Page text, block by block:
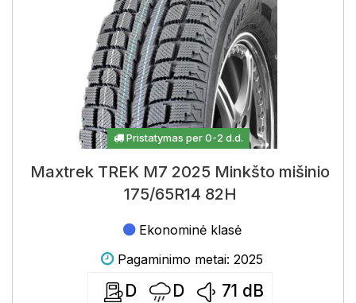
Pristatymas per 0-2 d.d.
Maxtrek TREK M7 2025 Minkšto mišinio
175/65R14 82H
Ekonominė klasė
Pagaminimo metai: 2025
D D 71 dB